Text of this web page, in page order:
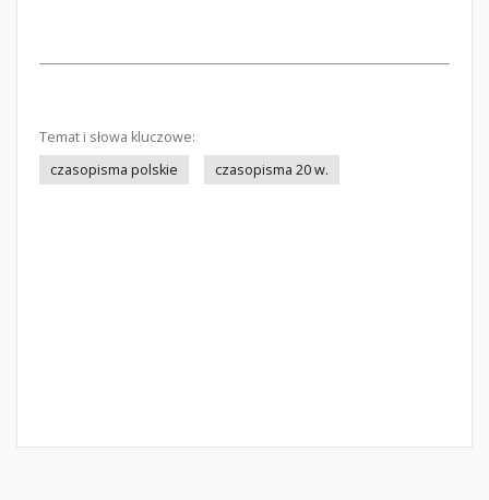
Temat i słowa kluczowe:
czasopisma polskie
czasopisma 20 w.